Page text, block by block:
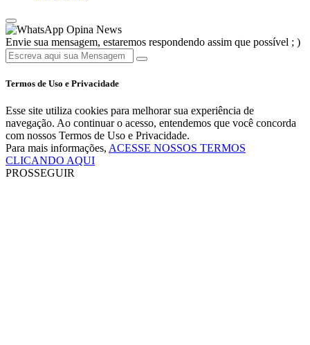
Opina News
Envie sua mensagem, estaremos respondendo assim que possível ; )
Termos de Uso e Privacidade
Esse site utiliza cookies para melhorar sua experiência de
navegação. Ao continuar o acesso, entendemos que você concorda
com nossos Termos de Uso e Privacidade.
Para mais informações, ACESSE NOSSOS TERMOS
CLICANDO AQUI
PROSSEGUIR